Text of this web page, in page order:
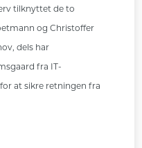
tilknyttet de to
og Christoffer
dels har
fra IT-
at sikre retningen fra